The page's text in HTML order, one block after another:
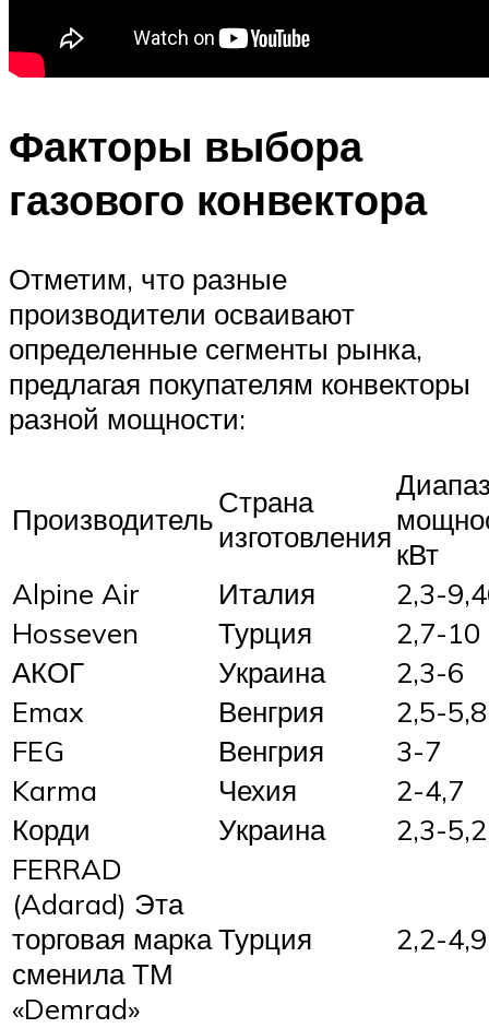
Факторы выбора
газового конвектора
Отметим, что разные
производители осваивают
определенные сегменты рынка,
предлагая покупателям конвекторы
разной мощности:
ПроизводительСтрана
изготовлениякВт
Alpine Air
Италия
2,3-
Hosseven
Турция
2,7-10
АКОГ
Украина
2,3-6
Emax
Венгрия
2,5-5,8
FEG
Венгрия
3-7
Karma
Чехия
2-4,7
Корди
Украина
2,3-5,2
FERRAD
(Adarad) Эта
торговая марка
сменила ТМ
«Demrad»
Турция 2,2-4,9